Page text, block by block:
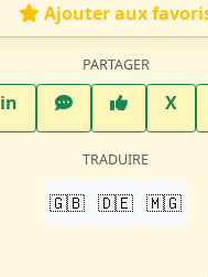
Ajouter aux
PARTAGER
inLinkedInWhatsAppFacebook
X
TRADUIRE
🇬🇧 🇩🇪 🇲🇬